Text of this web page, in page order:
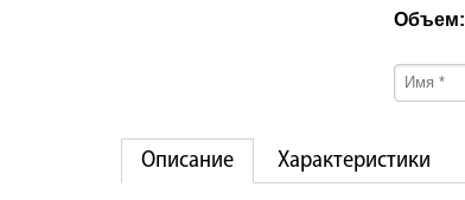
Объем:
Описание Характеристики